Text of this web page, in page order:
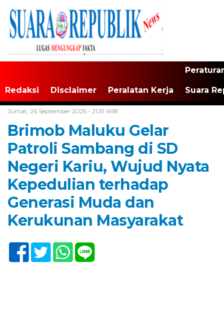
Redaksi Disclaimer Peralatan Kerja Suara
Jumat, 26 September 2025 - 21:51 WIB
Brimob Maluku Gelar
Patroli Sambang di SD
Negeri Kariu, Wujud Nyata
Kepedulian terhadap
Generasi Muda dan
Kerukunan Masyarakat